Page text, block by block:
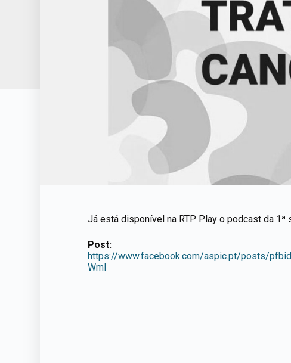
Já está disponível na RTP Play o podcast da
Post:
https://www.facebook.com/aspic.pt/posts/
Wml